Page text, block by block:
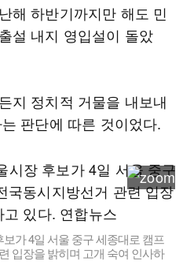
해 하반기까지만 해도 민
설 내지 영입설이 돌았
지 정치적 거물을 내보내
판단에 따른 것이었다.
가 4일 서울 중구 세종대로 캠프
입장을 밝히며 고개 숙여 인사하